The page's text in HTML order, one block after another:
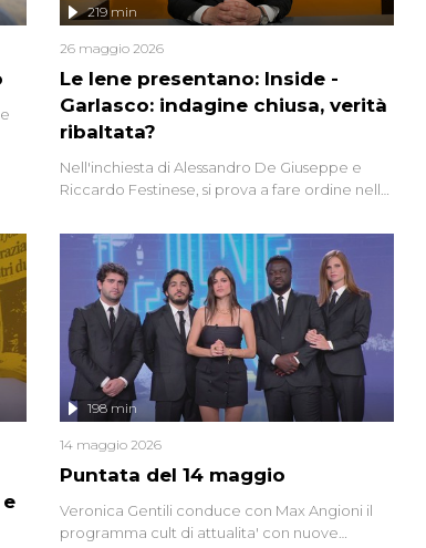
Le Iene presentano: Inside -
Garlasco: indagine chiusa, verità
ribaltata?
219 min
26 maggio 2026
Nell'inchiesta di Alessandro De Giuseppe e
Riccardo Festinese, si prova a fare ordine nella
continuano a emergere attorno a una delle
vicende giudiziarie più discusse degli ultimi
anni. Lo speciale ricostruisce la vicenda
mettendo in fila testimonianze, errori, dettagli
controversi e i protagonisti di un'indagine che
sembra non avere fine.
Puntata del 14 maggio
198 min
14 maggio 2026
Veronica Gentili conduce con Max Angioni il
programma cult di attualita' con nuove